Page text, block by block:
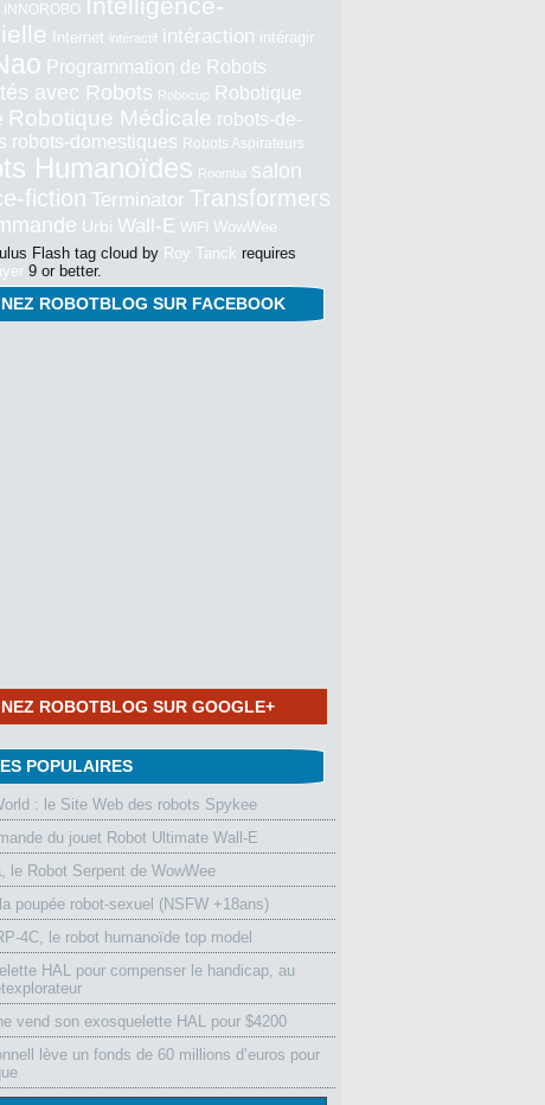
INNOROBO
Internet intéractif intéraction intéragir
Programmation de Robots
avec Robots Robocup
Robotique
Robotique Médicale robots-de-
robots-domestiques Robots Aspirateurs
Humanoïdes Roomba salon
fiction Terminator Transformers
Urbi Wall-E WIFI WowWee
Flash tag cloud by Roy Tanck requires
9 or better.
ROBOTBLOG SUR FACEBOOK
ROBOTBLOG SUR GOOGLE+
POPULAIRES
: le Site Web des robots Spykee
du jouet Robot Ultimate Wall-E
le Robot Serpent de WowWee
poupée robot-sexuel (NSFW +18ans)
4C, le robot humanoïde top model
HAL pour compenser le handicap, au
vend son exosquelette HAL pour $4200
lève un fonds de 60 millions d’euros pour